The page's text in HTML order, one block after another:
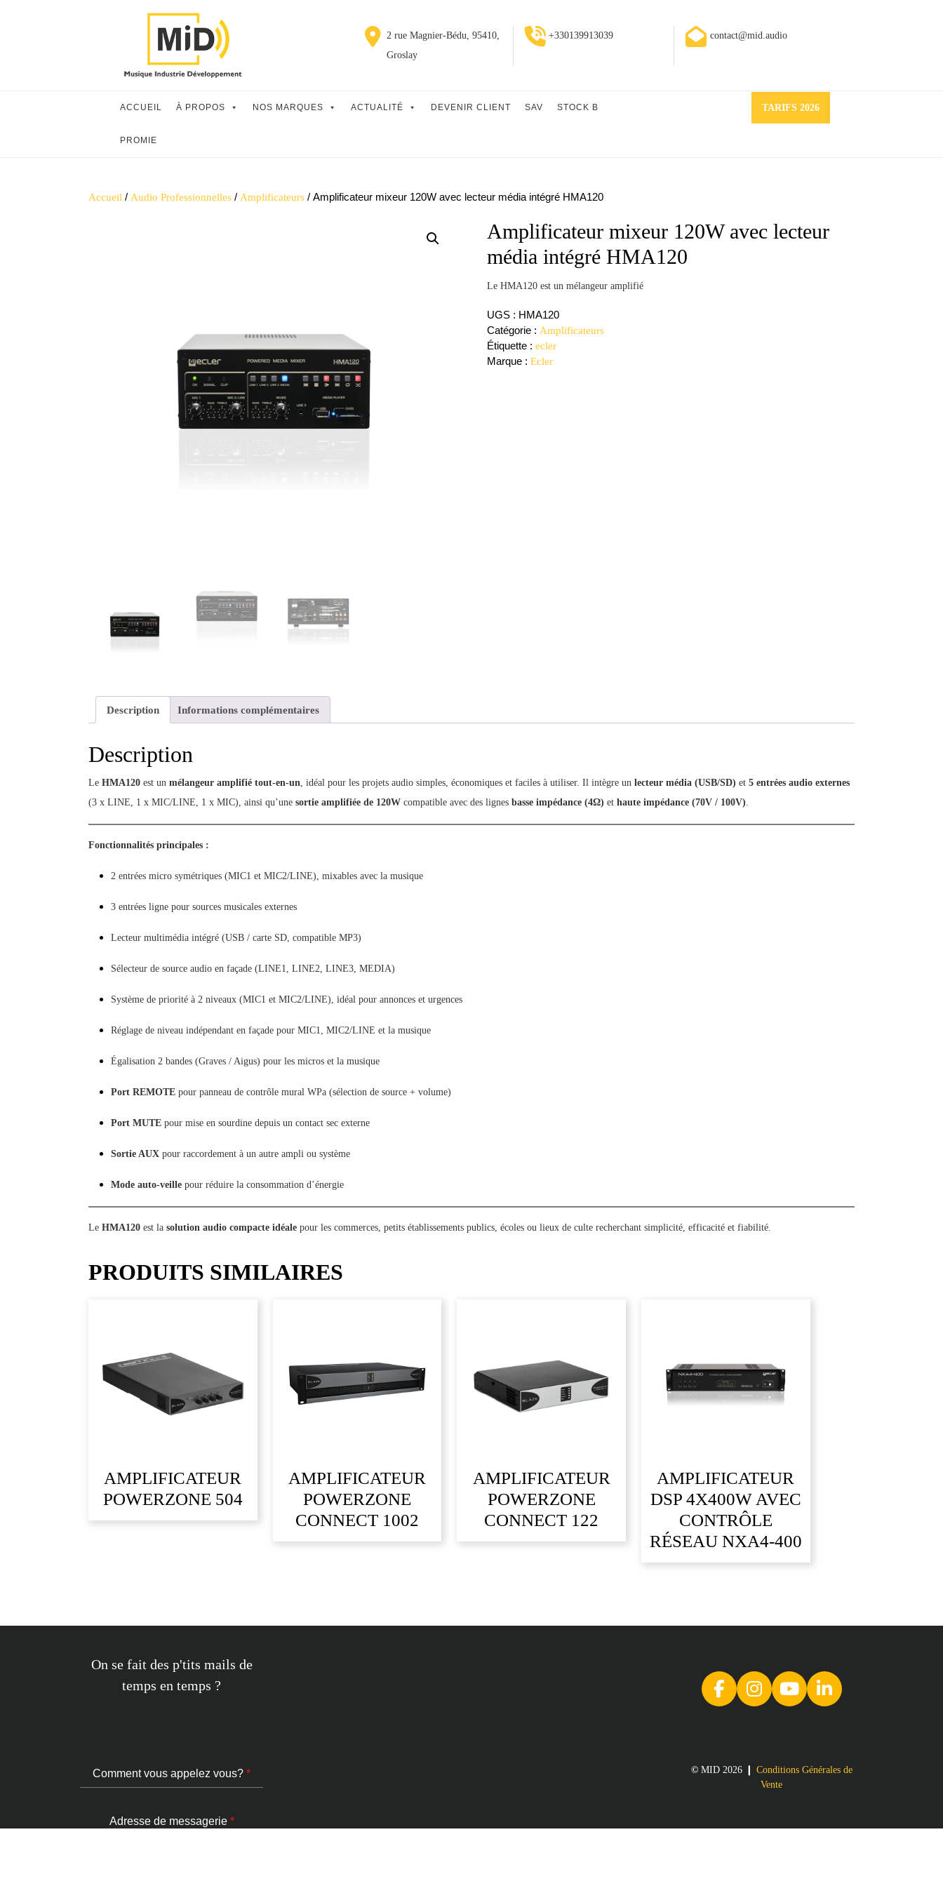
2 rue Magnier-Bédu, 95410,
Groslay
+330139913039 contact@mid.audio
ACCUEIL À PROPOS NOS MARQUES ACTUALITÉ DEVENIR CLIENT SAV STOCK B
PROMIE
TARIFS 2026Request
a
Accueil / Audio Professionnelles / Amplificateurs / Amplificateur mixeur 120W avec lecteur média intégré HMA120
Amplificateur mixeur 120W avec lecteur
média intégré HMA120
Le HMA120 est un mélangeur amplifié
UGS : HMA120
Catégorie : Amplificateurs
Étiquette : ecler
Marque : Ecler
Description Informations complémentaires
Description
Le HMA120 est un mélangeur amplifié tout-en-un , idéal pour les projets audio simples, économiques et faciles à utiliser. Il intègre un lecteur média (USB/SD) et 5 entrées audio externes
(3 x LINE, 1 x MIC/LINE, 1 x MIC), ainsi qu’une sortie amplifiée de 120W compatible avec des lignes basse impédance (4Ω) et haute impédance (70V / 100V)
Fonctionnalités principales :
2 entrées micro symétriques (MIC1 et MIC2/LINE), mixables avec la musique
3 entrées ligne pour sources musicales externes
Lecteur multimédia intégré (USB / carte SD, compatible MP3)
Sélecteur de source audio en façade (LINE1, LINE2, LINE3, MEDIA)
Système de priorité à 2 niveaux (MIC1 et MIC2/LINE), idéal pour annonces et urgences
Réglage de niveau indépendant en façade pour MIC1, MIC2/LINE et la musique
Égalisation 2 bandes (Graves / Aigus) pour les micros et la musique
Port REMOTE pour panneau de contrôle mural WPa (sélection de source + volume)
Port MUTE pour mise en sourdine depuis un contact sec externe
Sortie AUX pour raccordement à un autre ampli ou système
Mode auto-veille pour réduire la consommation d’énergie
Le HMA120 est la solution audio compacte idéale pour les commerces, petits établissements publics, écoles ou lieux de culte recherchant simplicité, efficacité et fiabilité.
PRODUITS SIMILAIRES
AMPLIFICATEUR
POWERZONE 504
AMPLIFICATEUR
POWERZONE
CONNECT 1002
AMPLIFICATEUR
POWERZONE
CONNECT 122
AMPLIFICATEUR
DSP 4X400W AVEC
CONTRÔLE
RÉSEAU NXA4-400
On se fait des p'tits mails de
temps en temps ?
Comment vous appelez vous? *
Adresse de messagerie *
©MID 2026 ❙ Conditions Générales de
Vente